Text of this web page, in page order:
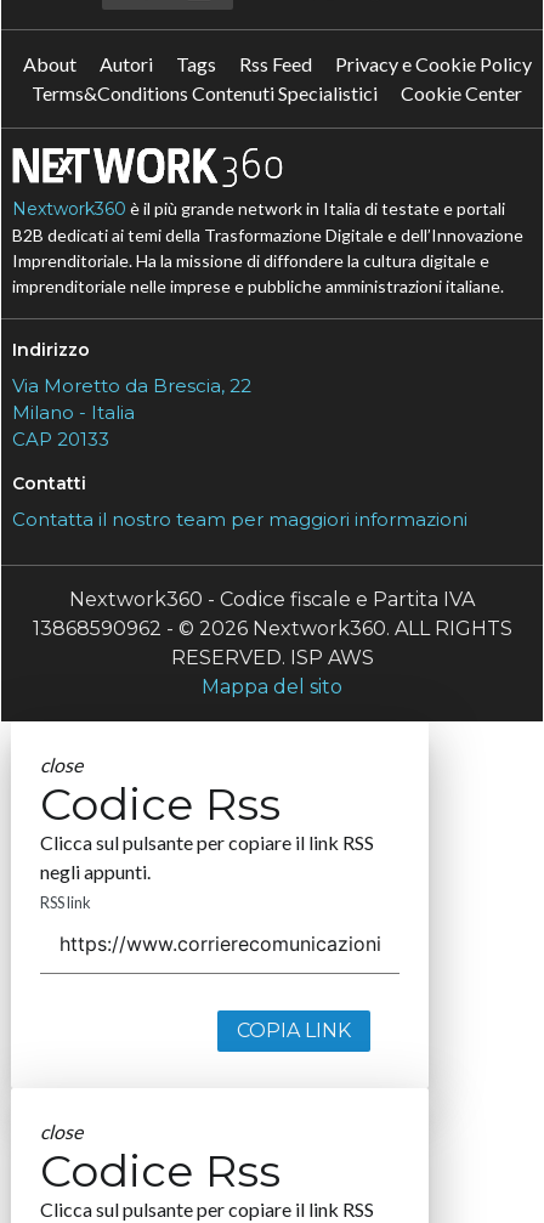
About Autori Tags Rss Feed
Privacy e Cookie Policy
Terms&Conditions Contenuti Specialistici
Cookie Center
Nextwork360 è il più grande network in Italia di testate e portali
B2B dedicati ai temi della Trasformazione Digitale e dell’Innovazione
Imprenditoriale. Ha la missione di diffondere la cultura digitale e
imprenditoriale nelle imprese e pubbliche amministrazioni italiane.
Indirizzo
Via Moretto da Brescia, 22
Milano - Italia
CAP 20133
Contatti
Contatta il nostro team per maggiori informazioni
Nextwork360 - Codice fiscale e Partita IVA
13868590962 - © 2026 Nextwork360. ALL RIGHTS
RESERVED. ISP AWS
Mappa del sito
close
Codice Rss
Clicca sul pulsante per copiare il link RSS
negli appunti.
RSS link
COPIA LINK
close
Codice Rss
Clicca sul pulsante per copiare il link RSS